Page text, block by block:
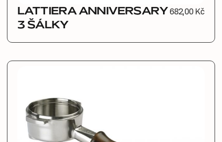
LATTIERA ANNIVERSARY
3 ŠÁLKY
682,00 Kč